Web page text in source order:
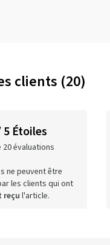
clients (20)
5 Étoiles
évaluations
ne peuvent être
les clients qui ont
reçul'article.